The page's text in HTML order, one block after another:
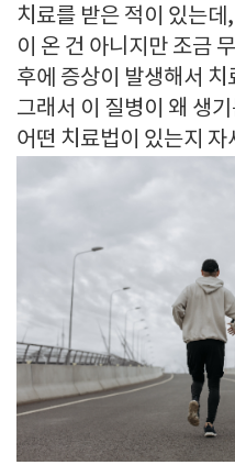
치료를 받은 적이 있는
이 온 건 아니지만 조금
후에 증상이 발생해서
그래서 이 질병이 왜 생
어떤 치료법이 있는지